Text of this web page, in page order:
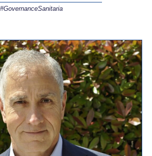
#GovernanceSanitaria